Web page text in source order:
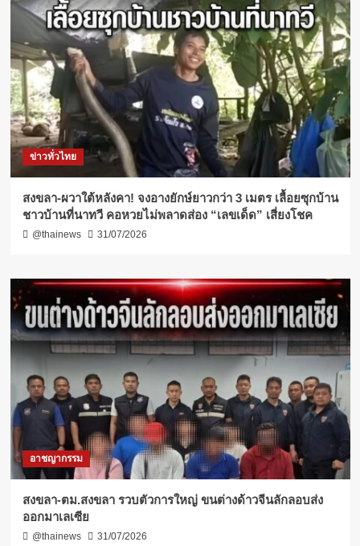
ข่าวทั่วไทย
สงขลา-ผวาใต้หลังคา! จงอางยักษ์ยาวกว่า 3 เมตร เลื้อยซุกบ้าน
ชาวบ้านที่นาทวี คอหวยไม่พลาดส่อง “เลขเด็ด” เสี่ยงโชค
@thainews 31/07/2026
อาชญากรรม
สงขลา-ตม.สงขลา รวบตัวการใหญ่ ขนต่างด้าวจีนลักลอบส่ง
ออกมาเลเซีย
@thainews 31/07/2026